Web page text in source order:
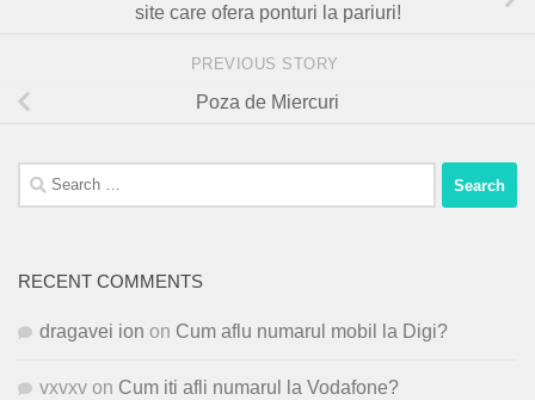
site care ofera ponturi la pariuri!
PREVIOUS STORY
Poza de Miercuri
Search
for:
RECENT COMMENTS
dragavei ion on Cum aflu numarul mobil la Digi?
vxvxv on Cum iti afli numarul la Vodafone?